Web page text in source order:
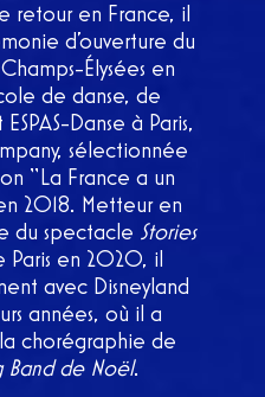
retour en France, il
d’ouverture du
Élysées en
de danse, de
Danse à Paris,
sélectionnée
“La France a un
2018. Metteur en
du spectacle Stories
Paris en 2020, il
avec Disneyland
années, où il a
chorégraphie de
Band de Noël.